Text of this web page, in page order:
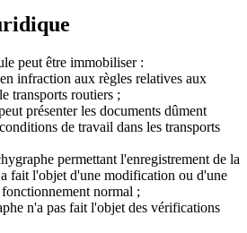
peut être immobiliser :
infraction aux règles relatives aux
transports routiers ;
présenter les documents dûment
de travail dans les transports
permettant l'enregistrement de la
fait l'objet d'une modification ou d'une
normal ;
n'a pas fait l'objet des vérifications